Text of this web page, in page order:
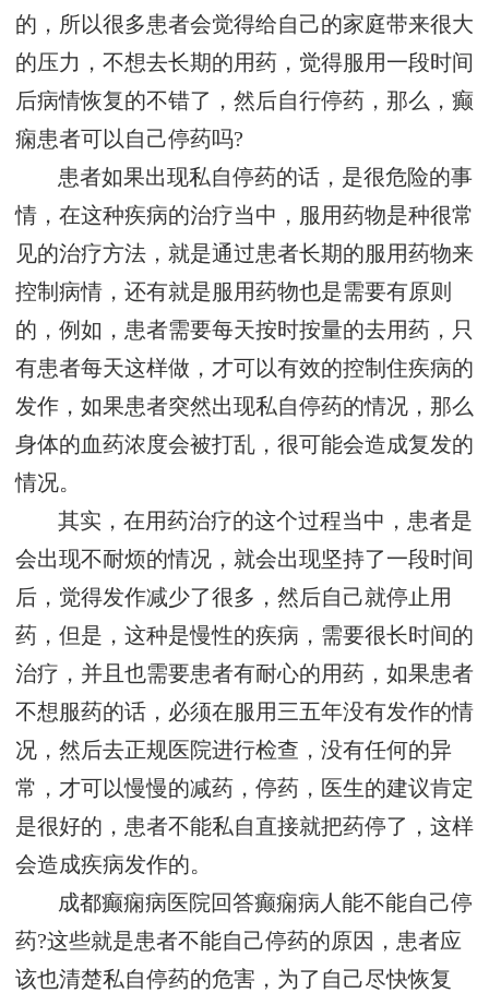
的，所以很多患者会觉得给自己的家庭带来很大
的压力，不想去长期的用药，觉得服用一段时间
后病情恢复的不错了，然后自行停药，那么，癫
痫患者可以自己停药吗?
患者如果出现私自停药的话，是很危险的事
情，在这种疾病的治疗当中，服用药物是种很常
见的治疗方法，就是通过患者长期的服用药物来
控制病情，还有就是服用药物也是需要有原则
的，例如，患者需要每天按时按量的去用药，只
有患者每天这样做，才可以有效的控制住疾病的
发作，如果患者突然出现私自停药的情况，那么
身体的血药浓度会被打乱，很可能会造成复发的
情况。
其实，在用药治疗的这个过程当中，患者是
会出现不耐烦的情况，就会出现坚持了一段时间
后，觉得发作减少了很多，然后自己就停止用
药，但是，这种是慢性的疾病，需要很长时间的
治疗，并且也需要患者有耐心的用药，如果患者
不想服药的话，必须在服用三五年没有发作的情
况，然后去正规医院进行检查，没有任何的异
常，才可以慢慢的减药，停药，医生的建议肯定
是很好的，患者不能私自直接就把药停了，这样
会造成疾病发作的。
成都癫痫病医院回答癫痫病人能不能自己停
药?这些就是患者不能自己停药的原因，患者应
该也清楚私自停药的危害，为了自己尽快恢复